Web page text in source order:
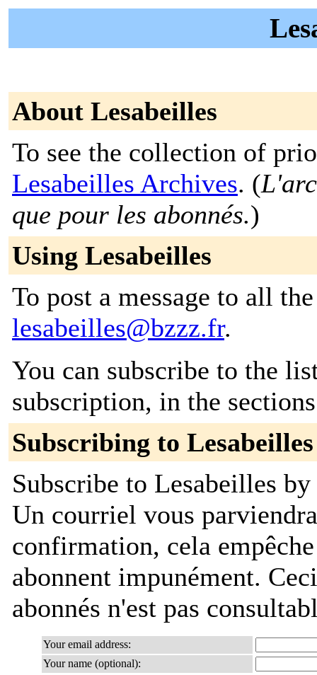
About Lesabeilles
To see the collection of
Lesabeilles Archives. (
que pour les abonnés.)
Using Lesabeilles
To post a message to all
lesabeilles@bzzz.fr.
You can subscribe to the
subscription, in the
Subscribing to Lesabeilles
Subscribe to Lesabeilles
Un courriel vous
confirmation, cela
abonnent impunément.
abonnés n'est pas
Your email address:
Your name (optional):